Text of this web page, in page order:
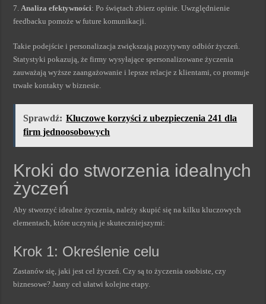
7.Analiza efektywności: Po świętach zbierz opinie. Uwzględnienie
feedbacku pomoże w future komunikacji.
Takie podejście i personalizacja zwiększają pozytywny odbiór życzeń.
Statystyki pokazują, że firmy wysyłające spersonalizowane życzenia
zauważają wyższe zaangażowanie i lepsze relacje z klientami, co promuje
trwałe kontakty w biznesie.
Sprawdź: Kluczowe korzyści z ubezpieczenia 241 dla
firm jednoosobowych
Kroki do stworzenia idealnych
życzeń
Aby stworzyć idealne życzenia, należy skupić się na kilku kluczowych
elementach, które uczynią je skuteczniejszymi:
Krok 1: Określenie celu
Zastanów się, jaki jest cel życzeń. Czy są to życzenia osobiste, czy
biznesowe? Jasny cel ułatwi kolejne etapy.